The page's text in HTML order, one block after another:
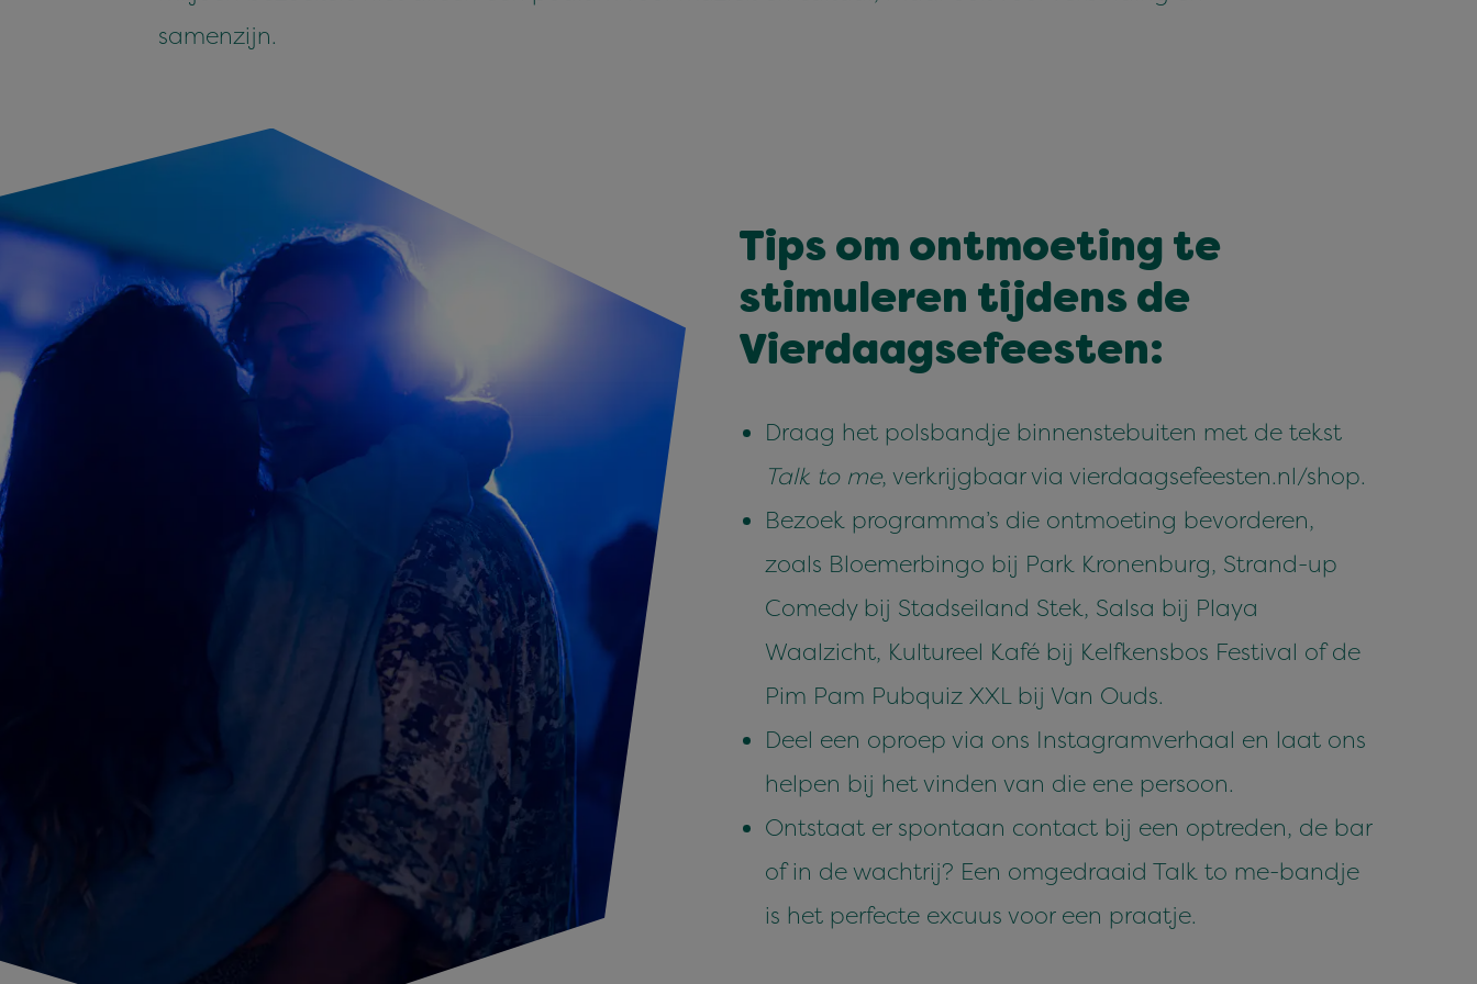
samenzijn.
Tips om ontmoeting te
stimuleren tijdens de
Vierdaagsefeesten:
Draag het polsbandje binnenstebuiten met de tekst
Talk to me, verkrijgbaar via vierdaagsefeesten.nl/shop.
Bezoek programma’s die ontmoeting bevorderen,
zoals Bloemerbingo bij Park Kronenburg, Strand-up
Comedy bij Stadseiland Stek, Salsa bij Playa
Waalzicht, Kultureel Kafé bij Kelfkensbos Festival of de
Pim Pam Pubquiz XXL bij Van Ouds.
Deel een oproep via ons Instagramverhaal en laat ons
helpen bij het vinden van die ene persoon.
Ontstaat er spontaan contact bij een optreden, de bar
of in de wachtrij? Een omgedraaid Talk to me-bandje
is het perfecte excuus voor een praatje.